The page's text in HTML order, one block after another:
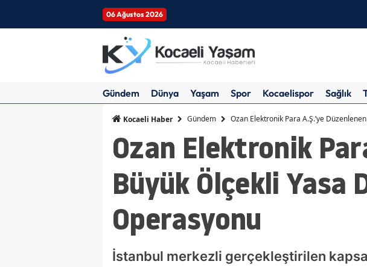
06 Ağustos 2026
Gündem Dünya Yaşam Spor Kocaelispor Sağlık
Kocaeli Haber Gündem Ozan Elektronik Para A.Ş.’ye
Ozan Elektronik
Büyük Ölçekli Yasa
Operasyonu
İstanbul merkezli gerçekleştirilen